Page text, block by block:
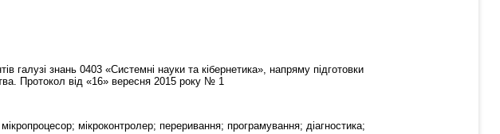
галузі знань 0403 «Системні науки та кібернетика», напряму підготовки
Протокол від «16» вересня 2015 року № 1
мікроконтролер; переривання; програмування; діагностика;